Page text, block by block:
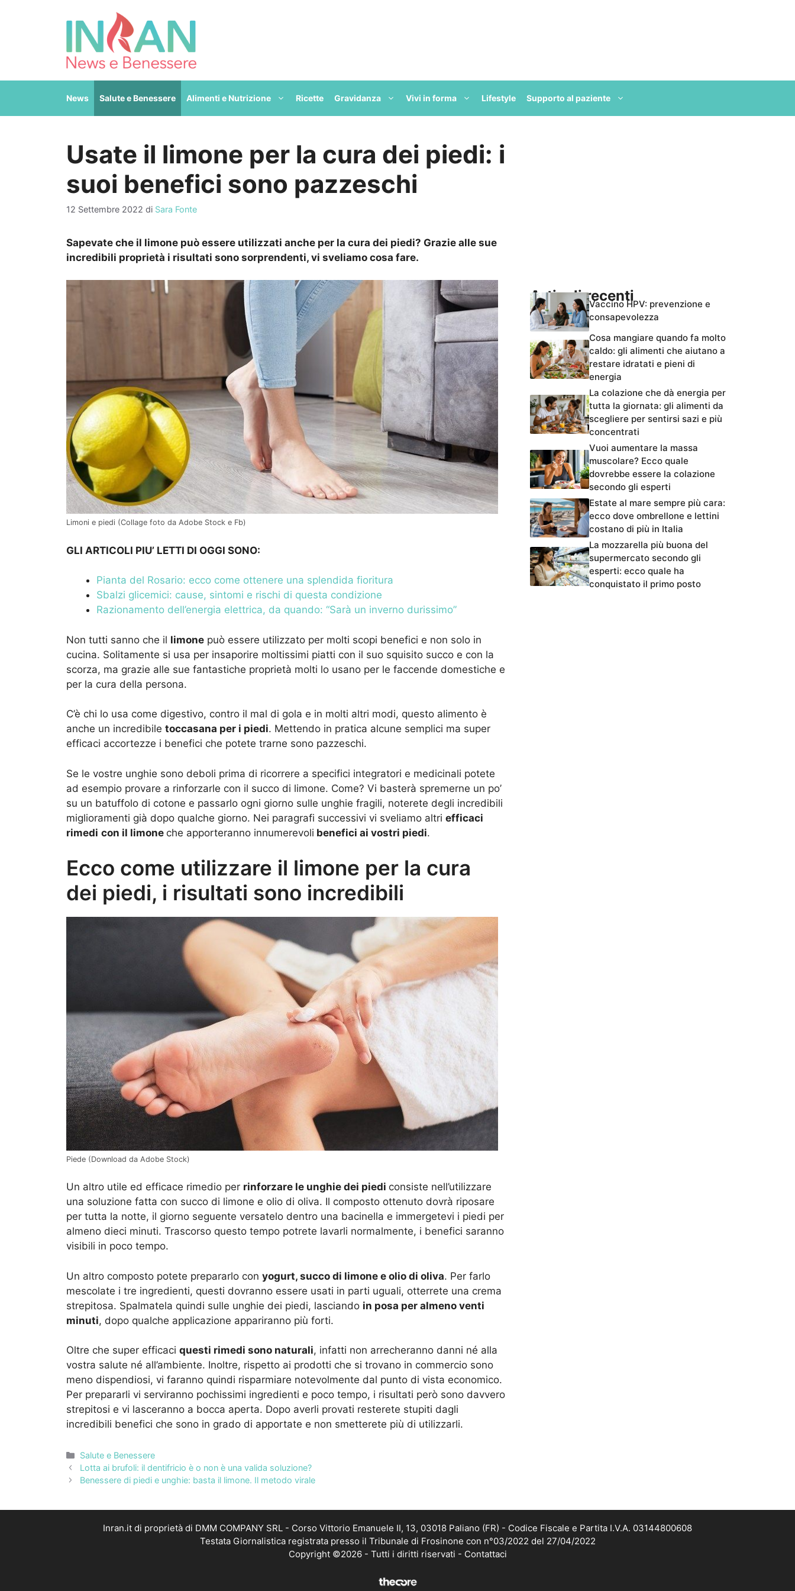
News Salute e Benessere Alimenti e Nutrizione Ricette Gravidanza Vivi in forma Lifestyle Supporto al paziente
Usate il limone per la cura dei piedi: i
suoi benefici sono pazzeschi
12 Settembre 2022 di Sara Fonte
Sapevate che il limone può essere utilizzati anche per la cura dei piedi? Grazie alle sue
incredibili proprietà i risultati sono sorprendenti, vi sveliamo cosa fare.
Limoni e piedi (Collage foto da Adobe Stock e Fb)
GLI ARTICOLI PIU’ LETTI DI OGGI SONO:
Pianta del Rosario: ecco come ottenere una splendida fioritura
Sbalzi glicemici: cause, sintomi e rischi di questa condizione
Razionamento dell’energia elettrica, da quando: “Sarà un inverno durissimo”
Non tutti sanno che il limone può essere utilizzato per molti scopi benefici e non solo in
cucina. Solitamente si usa per insaporire moltissimi piatti con il suo squisito succo e con la
scorza, ma grazie alle sue fantastiche proprietà molti lo usano per le faccende domestiche e
per la cura della persona.
C’è chi lo usa come digestivo, contro il mal di gola e in molti altri modi, questo alimento è
anche un incredibile toccasana per i piedi. Mettendo in pratica alcune semplici ma super
efficaci accortezze i benefici che potete trarne sono pazzeschi.
Se le vostre unghie sono deboli prima di ricorrere a specifici integratori e medicinali potete
ad esempio provare a rinforzarle con il succo di limone. Come? Vi basterà spremerne un po’
su un batuffolo di cotone e passarlo ogni giorno sulle unghie fragili, noterete degli incredibili
miglioramenti già dopo qualche giorno. Nei paragrafi successivi vi sveliamo altri efficaci
rimedi con il limone che apporteranno innumerevoli benefici ai vostri piedi.
Ecco come utilizzare il limone per la cura
dei piedi, i risultati sono incredibili
Piede (Download da Adobe Stock)
Un altro utile ed efficace rimedio per rinforzare le unghie dei piedi consiste nell’utilizzare
una soluzione fatta con succo di limone e olio di oliva. Il composto ottenuto dovrà riposare
per tutta la notte, il giorno seguente versatelo dentro una bacinella e immergetevi i piedi per
almeno dieci minuti. Trascorso questo tempo potrete lavarli normalmente, i benefici saranno
visibili in poco tempo.
Un altro composto potete prepararlo con yogurt, succo di limone e olio di oliva. Per farlo
mescolate i tre ingredienti, questi dovranno essere usati in parti uguali, otterrete una crema
strepitosa. Spalmatela quindi sulle unghie dei piedi, lasciando in posa per almeno venti
minuti, dopo qualche applicazione appariranno più forti.
Oltre che super efficaci questi rimedi sono naturali, infatti non arrecheranno danni né alla
vostra salute né all’ambiente. Inoltre, rispetto ai prodotti che si trovano in commercio sono
meno dispendiosi, vi faranno quindi risparmiare notevolmente dal punto di vista economico.
Per prepararli vi serviranno pochissimi ingredienti e poco tempo, i risultati però sono davvero
strepitosi e vi lasceranno a bocca aperta. Dopo averli provati resterete stupiti dagli
incredibili benefici che sono in grado di apportate e non smetterete più di utilizzarli.
Categorie
Salute e Benessere
Lotta ai brufoli: il dentifricio è o non è una valida soluzione?
Benessere di piedi e unghie: basta il limone. Il metodo virale
Articoli recentiVaccino HPV: prevenzione e
consapevolezza
Cosa mangiare quando fa molto
caldo: gli alimenti che aiutano a
restare idratati e pieni di
energia
La colazione che dà energia per
tutta la giornata: gli alimenti da
scegliere per sentirsi sazi e più
concentrati
Vuoi aumentare la massa
muscolare? Ecco quale
dovrebbe essere la colazione
secondo gli esperti
Estate al mare sempre più cara:
ecco dove ombrellone e lettini
costano di più in Italia
La mozzarella più buona del
supermercato secondo gli
esperti: ecco quale ha
conquistato il primo posto
Inran.it di proprietà di DMM COMPANY SRL - Corso Vittorio Emanuele II, 13, 03018 Paliano (FR) - Codice Fiscale e Partita I.V.A. 03144800608
Testata Giornalistica registrata presso il Tribunale di Frosinone con n°03/2022 del 27/04/2022
Copyright ©2026 - Tutti i diritti riservati - Contattaci